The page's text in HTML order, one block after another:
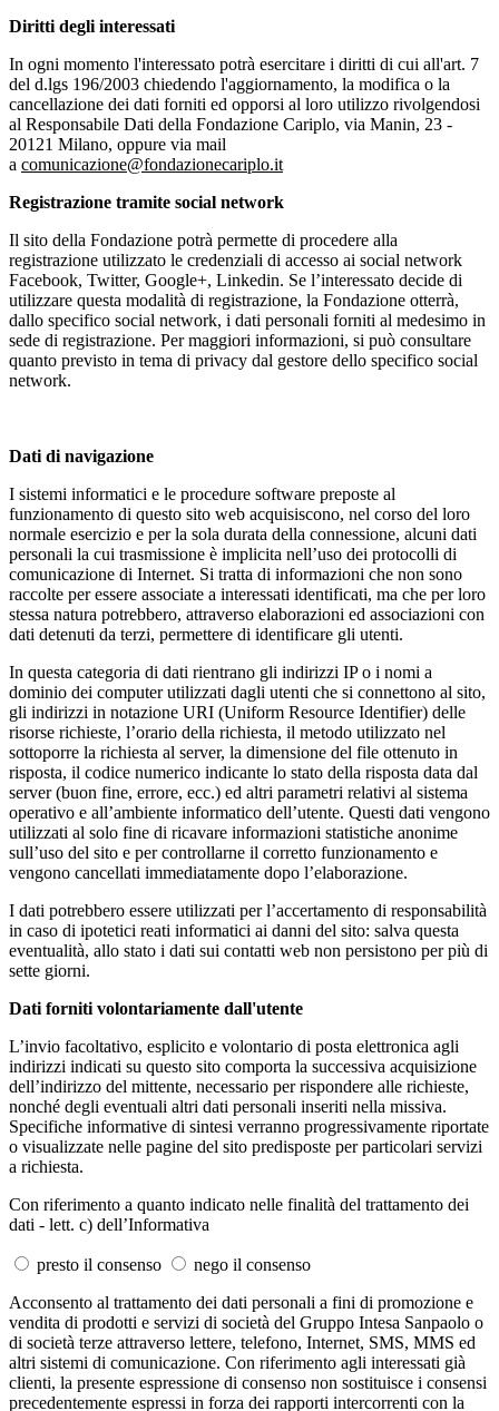
Diritti degli interessati
In ogni momento l'interessato potrà esercitare i diritti di cui all'art. 7
del d.lgs 196/2003 chiedendo l'aggiornamento, la modifica o la
cancellazione dei dati forniti ed opporsi al loro utilizzo rivolgendosi
al Responsabile Dati della Fondazione Cariplo, via Manin, 23 -
20121 Milano, oppure via mail
a comunicazione@fondazionecariplo.it
Registrazione tramite social network
Il sito della Fondazione potrà permette di procedere alla
registrazione utilizzato le credenziali di accesso ai social network
Facebook, Twitter, Google+, Linkedin. Se l’interessato decide di
utilizzare questa modalità di registrazione, la Fondazione otterrà,
dallo specifico social network, i dati personali forniti al medesimo in
sede di registrazione. Per maggiori informazioni, si può consultare
quanto previsto in tema di privacy dal gestore dello specifico social
network.
Dati di navigazione
I sistemi informatici e le procedure software preposte al
funzionamento di questo sito web acquisiscono, nel corso del loro
normale esercizio e per la sola durata della connessione, alcuni dati
personali la cui trasmissione è implicita nell’uso dei protocolli di
comunicazione di Internet. Si tratta di informazioni che non sono
raccolte per essere associate a interessati identificati, ma che per loro
stessa natura potrebbero, attraverso elaborazioni ed associazioni con
dati detenuti da terzi, permettere di identificare gli utenti.
In questa categoria di dati rientrano gli indirizzi IP o i nomi a
dominio dei computer utilizzati dagli utenti che si connettono al sito,
gli indirizzi in notazione URI (Uniform Resource Identifier) delle
risorse richieste, l’orario della richiesta, il metodo utilizzato nel
sottoporre la richiesta al server, la dimensione del file ottenuto in
risposta, il codice numerico indicante lo stato della risposta data dal
server (buon fine, errore, ecc.) ed altri parametri relativi al sistema
operativo e all’ambiente informatico dell’utente. Questi dati vengono
utilizzati al solo fine di ricavare informazioni statistiche anonime
sull’uso del sito e per controllarne il corretto funzionamento e
vengono cancellati immediatamente dopo l’elaborazione.
I dati potrebbero essere utilizzati per l’accertamento di responsabilità
in caso di ipotetici reati informatici ai danni del sito: salva questa
eventualità, allo stato i dati sui contatti web non persistono per più di
sette giorni.
Dati forniti volontariamente dall'utente
L’invio facoltativo, esplicito e volontario di posta elettronica agli
indirizzi indicati su questo sito comporta la successiva acquisizione
dell’indirizzo del mittente, necessario per rispondere alle richieste,
nonché degli eventuali altri dati personali inseriti nella missiva.
Specifiche informative di sintesi verranno progressivamente riportate
o visualizzate nelle pagine del sito predisposte per particolari servizi
a richiesta.
Con riferimento a quanto indicato nelle finalità del trattamento dei
dati - lett. c) dell’Informativa
presto il consenso
nego il consenso
Acconsento al trattamento dei dati personali a fini di promozione e
vendita di prodotti e servizi di società del Gruppo Intesa Sanpaolo o
di società terze attraverso lettere, telefono, Internet, SMS, MMS ed
altri sistemi di comunicazione. Con riferimento agli interessati già
clienti, la presente espressione di consenso non sostituisce i consensi
precedentemente espressi in forza dei rapporti intercorrenti con la